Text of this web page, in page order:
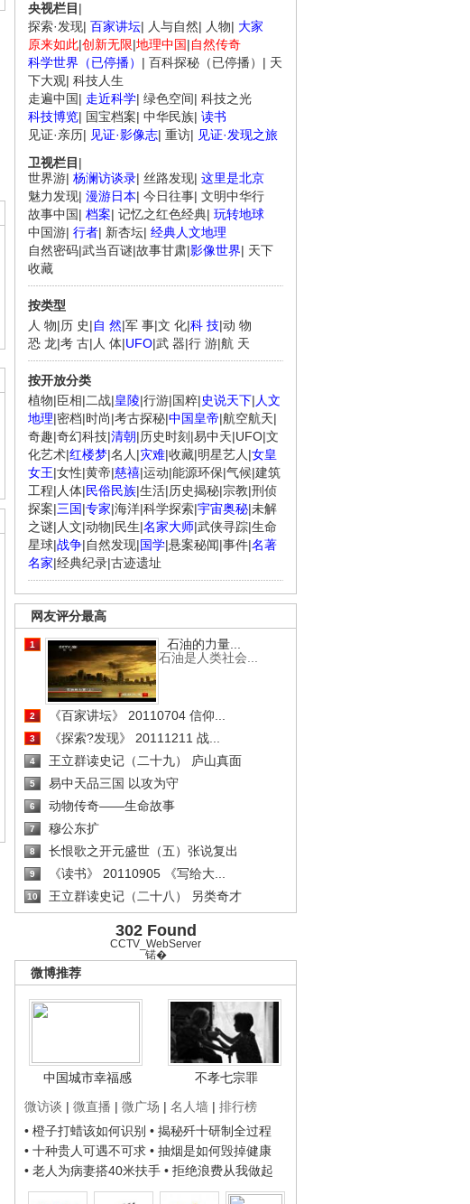
央视栏目 |
探索·发现| 百家讲坛| 人与自然| 人物| 大家
原来如此|创新无限|地理中国|自然传奇
科学世界（已停播） | 百科探秘（已停播） | 天
下大观| 科技人生
走遍中国| 走近科学| 绿色空间| 科技之光
科技博览| 国宝档案| 中华民族| 读书
见证·亲历| 见证·影像志| 重访| 见证·发现之旅
卫视栏目 |
世界游| 杨澜访谈录| 丝路发现| 这里是北京
魅力发现| 漫游日本| 今日往事| 文明中华行
故事中国| 档案| 记忆之红色经典| 玩转地球
中国游| 行者| 新杏坛| 经典人文地理
自然密码|武当百谜|故事甘肃|影像世界| 天下
收藏
按类型
人 物|历 史|自 然|军 事|文 化|科 技|动 物
恐 龙|考 古| 人 体|UFO|武 器|行 游|航 天
按开放分类
植物|臣相|二战|皇陵|行游|国粹|史说天下| 人文
地理|密档|时尚|考古探秘|中国皇帝|航空航天|
奇趣|奇幻科技|清朝|历史时刻 |易中天|UFO|文
化艺术|红楼梦|名人 |灾难|收藏|明星艺人 |女皇
女王|女性|黄帝|慈禧|运动|能源环保|气候|建筑
工程| 人体|民俗民族|生活|历史揭秘|宗教|刑侦
探案|三国|专家|海洋|科学探索|宇宙奥秘|未解
之谜| 人文|动物|民生|名家大师|武侠寻踪|生命
星球|战争|自然发现|国学|悬案秘闻|事件|名著
名家|经典纪录|古迹遗址
网友评分最高
1
石油的力量...
石油是人类社会...
2 《百家讲坛》 20110704 信仰...
3 《探索?发现》 20111211 战...
4 王立群读史记（二十九） 庐山真面
5 易中天品三国 以攻为守
6 动物传奇——生命故事
7 穆公东扩
8 长恨歌之开元盛世（五）张说复出
9 《读书》 20110905 《写给大...
10 王立群读史记（二十八） 另类奇才
302 Found
CCTV_WebServer
锘�
微博推荐
中国城市幸福感
不孝七宗罪
微访谈 | 微直播 | 微广场 | 名人墙 | 排行榜
• 橙子打蜡该如何识别 • 揭秘歼十研制全过程
• 十种贵人可遇不可求 • 抽烟是如何毁掉健康
• 老人为病妻搭40米扶手 • 拒绝浪费从我做起
《人与自.. 《经典人.. 《中华民..